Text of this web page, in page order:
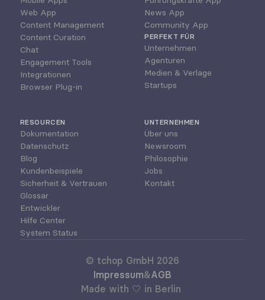
Web App
Content Management
Content Curation
Chat
Engagement Tools
Integrationen
Browser Plug-in
News App
Community App
PERFEKT FÜR
Unternehmen
Agenturen
Medien & Verlage
Startups
RESOURCEN
Dokumentation
Datenschutz
Blog
Kundenbeispiele
Sicherheit & Vertrauen
Glossar
Entwickler
Hilfe Center
System Status
UNTERNEHMEN
Über uns
Newsroom
Philosophie
Jobs
Kontakt
© tchop GmbH 2026
Impressum&AGB
Made with 🤍 in Berlin